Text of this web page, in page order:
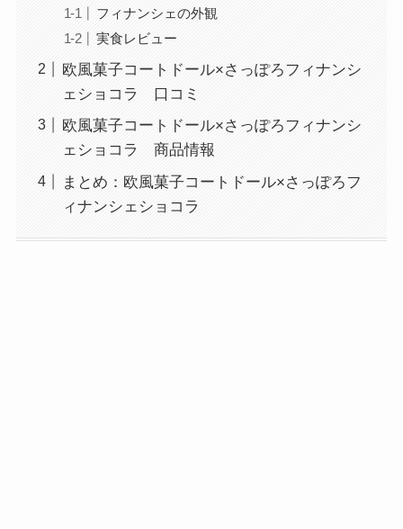
フィナンシェの外観
実食レビュー
欧風菓子コートドール×さっぽろフィナンシ
ェショコラ 口コミ
欧風菓子コートドール×さっぽろフィナンシ
ェショコラ 商品情報
まとめ：欧風菓子コートドール×さっぽろフ
ィナンシェショコラ